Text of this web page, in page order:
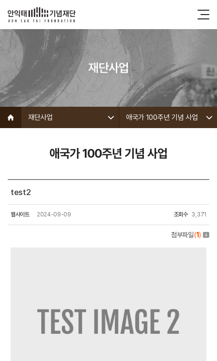
재단사업
재단사업 애국가 100주년 기념 사업
애국가 100주년 기념 사업
test2
웹사이트 2024-09-09 조회수 3,371
첨부파일(1)